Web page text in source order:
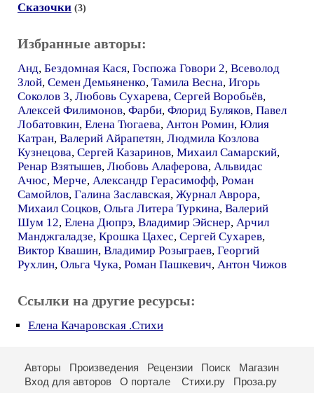
Сказочки (3)
Избранные авторы:
Анд, Бездомная Кася, Госпожа Говори 2, Всеволод
Злой, Семен Демьяненко, Тамила Весна, Игорь
Соколов 3, Любовь Сухарева, Сергей Воробьёв,
Алексей Филимонов, Фарби, Флорид Буляков, Павел
Лобатовкин, Елена Тюгаева, Антон Ромин, Юлия
Катран, Валерий Айрапетян, Людмила Козлова
Кузнецова, Сергей Казаринов, Михаил Самарский,
Ренар Взятышев, Любовь Алаферова, Альвидас
Ачюс, Мерче, Александр Герасимофф, Роман
Самойлов, Галина Заславская, Журнал Аврора,
Михаил Соцков, Ольга Литера Туркина, Валерий
Шум 12, Елена Дюпрэ, Владимир Эйснер, Арчил
Манджгаладзе, Крошка Цахес, Сергей Сухарев,
Виктор Квашин, Владимир Розыграев, Георгий
Рухлин, Ольга Чука, Роман Пашкевич, Антон Чижов
Ссылки на другие ресурсы:
Елена Качаровская .Стихи
Авторы Произведения Рецензии Поиск
Магазин
Вход для авторов
О портале Стихи.ру Проза.ру